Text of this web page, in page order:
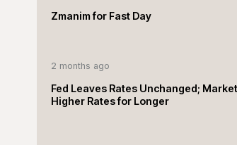
Zmanim for Fast Day
2 months ago
Fed Leaves Rates Unchanged;
Higher Rates for Longer